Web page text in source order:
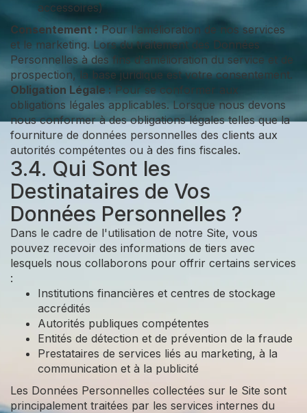
accessoires)
Consentement :Pour l'amélioration de nos services
et le marketing. Lors du traitement des Données
Personnelles à des fins d'amélioration du service et de
prospection, la base juridique est votre consentement.
Obligation Légale :Pour se conformer aux
obligations légales applicables. Lorsque nous devons
nous conformer à des obligations légales telles que la
fourniture de données personnelles des clients aux
autorités compétentes ou à des fins fiscales.
3.4. Qui Sont les
Destinataires de Vos
Données Personnelles ?
Dans le cadre de l'utilisation de notre Site, vous
pouvez recevoir des informations de tiers avec
lesquels nous collaborons pour offrir certains services
:
Institutions financières et centres de stockage
accrédités
Autorités publiques compétentes
Entités de détection et de prévention de la fraude
Prestataires de services liés au marketing, à la
communication et à la publicité
Les Données Personnelles collectées sur le Site sont
principalement traitées par les services internes du